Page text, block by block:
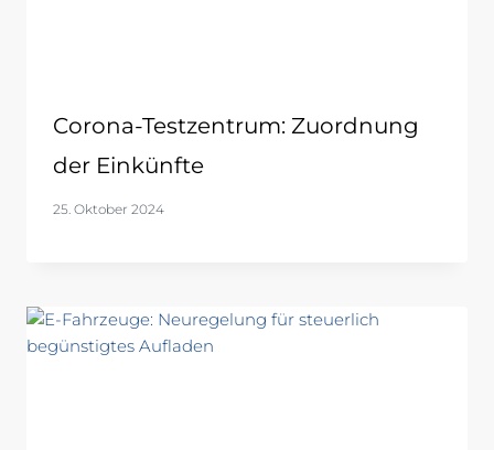
Corona-Testzentrum: Zuordnung
der Einkünfte
25. Oktober 2024